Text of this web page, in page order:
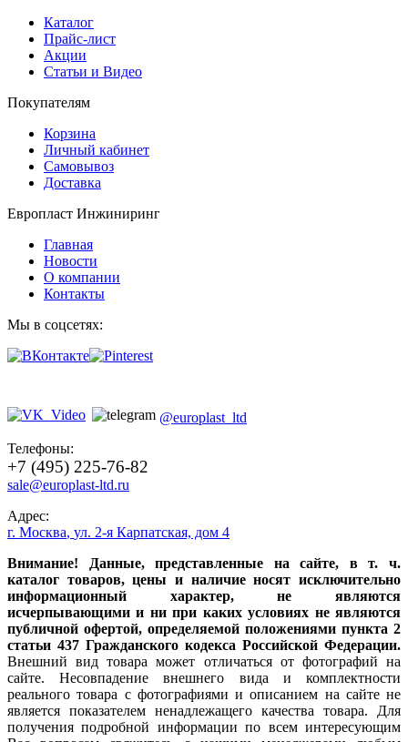
Каталог
Прайс-лист
Акции
Статьи и Видео
Покупателям
Корзина
Личный кабинет
Самовывоз
Доставка
Европласт Инжиниринг
Главная
Новости
О компании
Контакты
Мы в соцсетях:
@europlast_ltd
Телефоны:
+7 (495) 225-76-82
sale@europlast-ltd.ru
Адрес:
г. Москва, ул. 2-я Карпатская, дом 4
Внимание! Данные, представленные на сайте, в т. ч.
каталог товаров, цены и наличие носят исключительно
информационный характер, не являются
исчерпывающими и ни при каких условиях не являются
публичной офертой, определяемой положениями пункта 2
статьи 437 Гражданского кодекса Российской Федерации.
Внешний вид товара может отличаться от фотографий на
сайте. Несовпадение внешнего вида и комплектности
реального товара с фотографиями и описанием на сайте не
является показателем ненадлежащего качества товара. Для
получения подробной информации по всем интересующим